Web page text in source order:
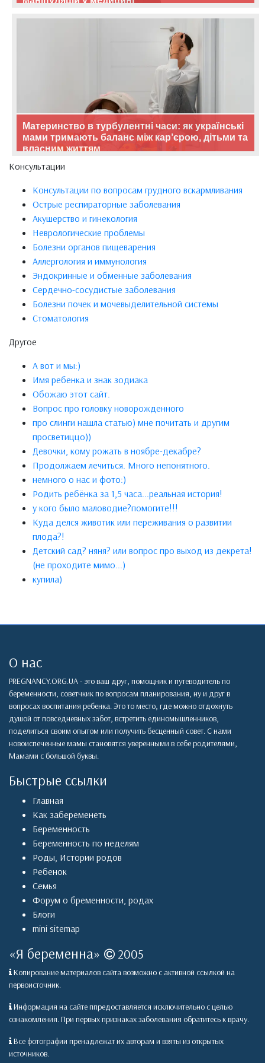
Материнство в турбулентні часи: як українські
мами тримають баланс між кар’єрою, дітьми та
власним життям
Консультации
Консультации по вопросам грудного вскармливания
Острые респираторные заболевания
Акушерство и гинекология
Неврологические проблемы
Болезни органов пищеварения
Аллергология и иммунология
Эндокринные и обменные заболевания
Сердечно-сосудистые заболевания
Болезни почек и мочевыделительной системы
Стоматология
Другое
А вот и мы:)
Имя ребенка и знак зодиака
Обожаю этот сайт.
Вопрос про головку новорожденного
про слинги нашла статью) мне почитать и другим
просветиццо))
Девочки, кому рожать в ноябре-декабре?
Продолжаем лечиться. Много непонятного.
немного о нас и фото:)
Родить ребёнка за 1,5 часа...реальная история!
у кого было маловодие?помогите!!!
Куда делся животик или переживания о развитии
плода?!
Детский сад? няня? или вопрос про выход из декрета!
(не проходите мимо...)
купила)
О нас
PREGNANCY.ORG.UA - это ваш друг, помощник и путеводитель по
беременности, советчкик по вопросам планирования, ну и друг в
вопросах воспитания ребенка. Это то место, где можно отдохнуть
душой от повседневных забот, встретить единомышленников,
поделиться своим опытом или получить бесценный совет. С нами
новоиспеченные мамы становятся уверенными в себе родителями,
Мамами с большой буквы.
Быстрые ссылки
Главная
Как забеременеть
Беременность
Беременность по неделям
Роды, Истории родов
Ребенок
Семья
Форум о бременности, родах
Блоги
mini sitemap
«Я беременна» 2005
Копирование материалов сайта возможно с активной ссылкой на
первоисточник.
Информация на сайте ппредоставляется исключительно с целью
ознакомления. При первых признаках заболевания обратитесь к врачу.
Все фотографии пренадлежат их авторам и взяты из открытых
источников.